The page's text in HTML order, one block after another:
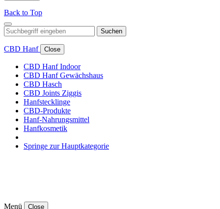
Back to Top
Suchen
CBD Hanf Close
CBD Hanf Indoor
CBD Hanf Gewächshaus
CBD Hasch
CBD Joints Ziggis
Hanfstecklinge
CBD-Produkte
Hanf-Nahrungsmittel
Hanfkosmetik
Springe zur Hauptkategorie
Menü Close